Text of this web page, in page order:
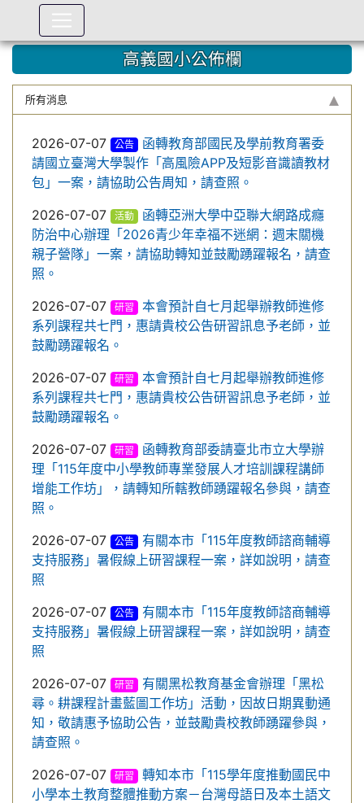
高義國小公佈欄
所有消息
2026-07-07 公告
函轉教育部國民及學前教育署委
請國立臺灣大學製作「高風險APP及短影音識讀教材
包」一案，請協助公告周知，請查照。
2026-07-07
活動
函轉亞洲大學中亞聯大網路成癮
防治中心辦理「2026青少年幸福不迷網：週末關機
親子營隊」一案，請協助轉知並鼓勵踴躍報名，請查
照。
2026-07-07
研習
本會預計自七月起舉辦教師進修
系列課程共七門，惠請貴校公告研習訊息予老師，並
鼓勵踴躍報名。
2026-07-07
研習
本會預計自七月起舉辦教師進修
系列課程共七門，惠請貴校公告研習訊息予老師，並
鼓勵踴躍報名。
2026-07-07
研習
函轉教育部委請臺北市立大學辦
理「115年度中小學教師專業發展人才培訓課程講師
增能工作坊」，請轉知所轄教師踴躍報名參與，請查
照。
2026-07-07
公告
有關本市「115年度教師諮商輔導
支持服務」暑假線上研習課程一案，詳如說明，請查
照
2026-07-07
公告
有關本市「115年度教師諮商輔導
支持服務」暑假線上研習課程一案，詳如說明，請查
照
2026-07-07
研習
有關黑松教育基金會辦理「黑松
尋。耕課程計畫藍圖工作坊」活動，因故日期異動通
知，敬請惠予協助公告，並鼓勵貴校教師踴躍參與，
請查照。
2026-07-07
研習
轉知本市「115學年度推動國民中
小學本土教育整體推動方案－台灣母語日及本土語文